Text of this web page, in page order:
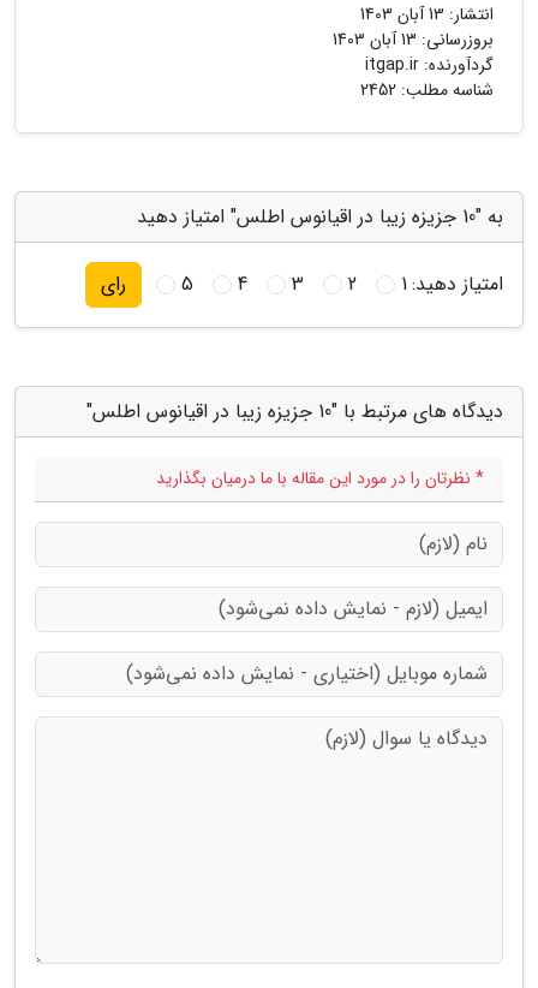
انتشار: 13 آبان 1403
بروزرسانی: 13 آبان 1403
گردآورنده: itgap.ir
شناسه مطلب: 2452
به "10 جزیزه زیبا در اقیانوس اطلس" امتیاز دهید
امتیاز دهید:1
2
3
4
5 رای
دیدگاه های مرتبط با "10 جزیزه زیبا در اقیانوس اطلس"
* نظرتان را در مورد این مقاله با ما درمیان بگذارید